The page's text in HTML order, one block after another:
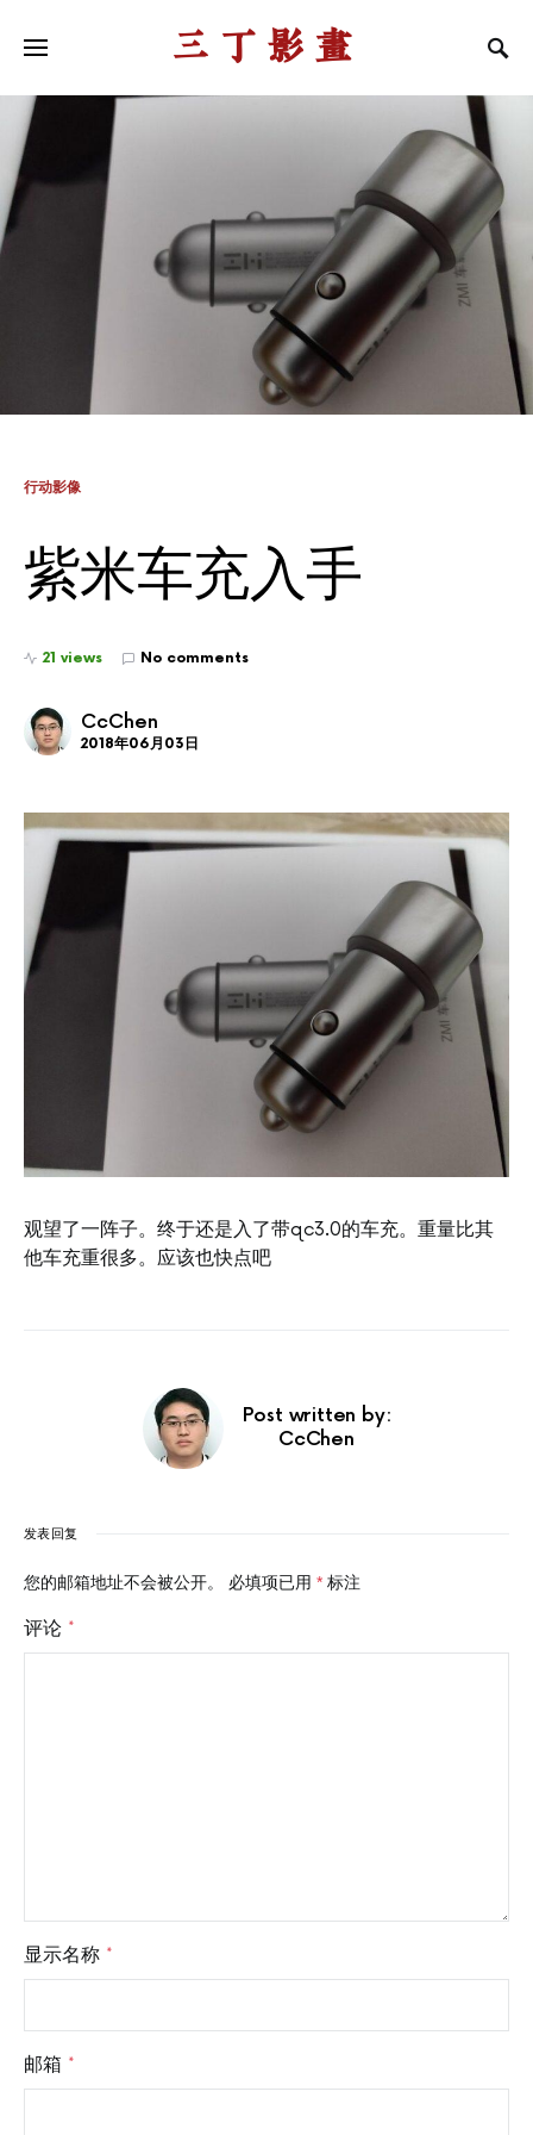
三丁影画
行动影像
紫米车充入手
21 views No comments
CcChen
2018年06月03日
观望了一阵子。终于还是入了带qc3.0的车充。重量比其
他车充重很多。应该也快点吧
Post written by:
CcChen
发表回复
您的邮箱地址不会被公开。 必填项已用 * 标注
评论 *
显示名称 *
邮箱 *